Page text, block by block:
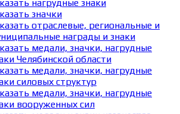
нагрудные знаки
значки
отраслевые, региональные и
награды и знаки
медали, значки, нагрудные
Челябинской области
медали, значки, нагрудные
силовых структур
медали, значки, нагрудные
вооруженных сил